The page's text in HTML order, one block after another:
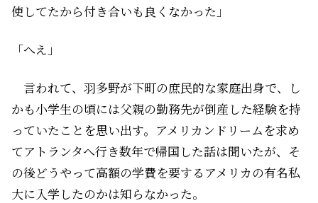
使してたから付き合いも良くなかった」
「へえ」
言われて、羽多野が下町の庶民的な家庭出身で、し
かも小学生の頃には父親の勤務先が倒産した経験を持
っていたことを思い出す。アメリカンドリームを求め
てアトランタへ行き数年で帰国した話は聞いたが、そ
の後どうやって高額の学費を要するアメリカの有名私
大に入学したのかは知らなかった。